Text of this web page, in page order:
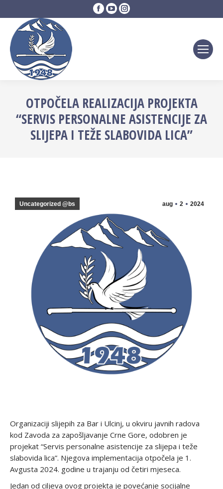
Facebook
page
YouTube
page
Instagram
page
OTPOČELA REALIZACIJA PROJEKTA
“SERVIS PERSONALNE ASISTENCIJE ZA
SLIJEPA I TEŽE SLABOVIDA LICA”
aug 2 2024
Uncategorized @bs
Organizaciji slijepih za Bar i Ulcinj, u okviru javnih radova
kod Zavoda za zapošljavanje Crne Gore, odobren je
projekat “Servis personalne asistencije za slijepa i teže
slabovida lica”. Njegova implementacija otpočela je 1.
Avgusta 2024. godine u trajanju od četiri mjeseca.
Jedan od ciljeva ovog projekta je povećanje socijalne